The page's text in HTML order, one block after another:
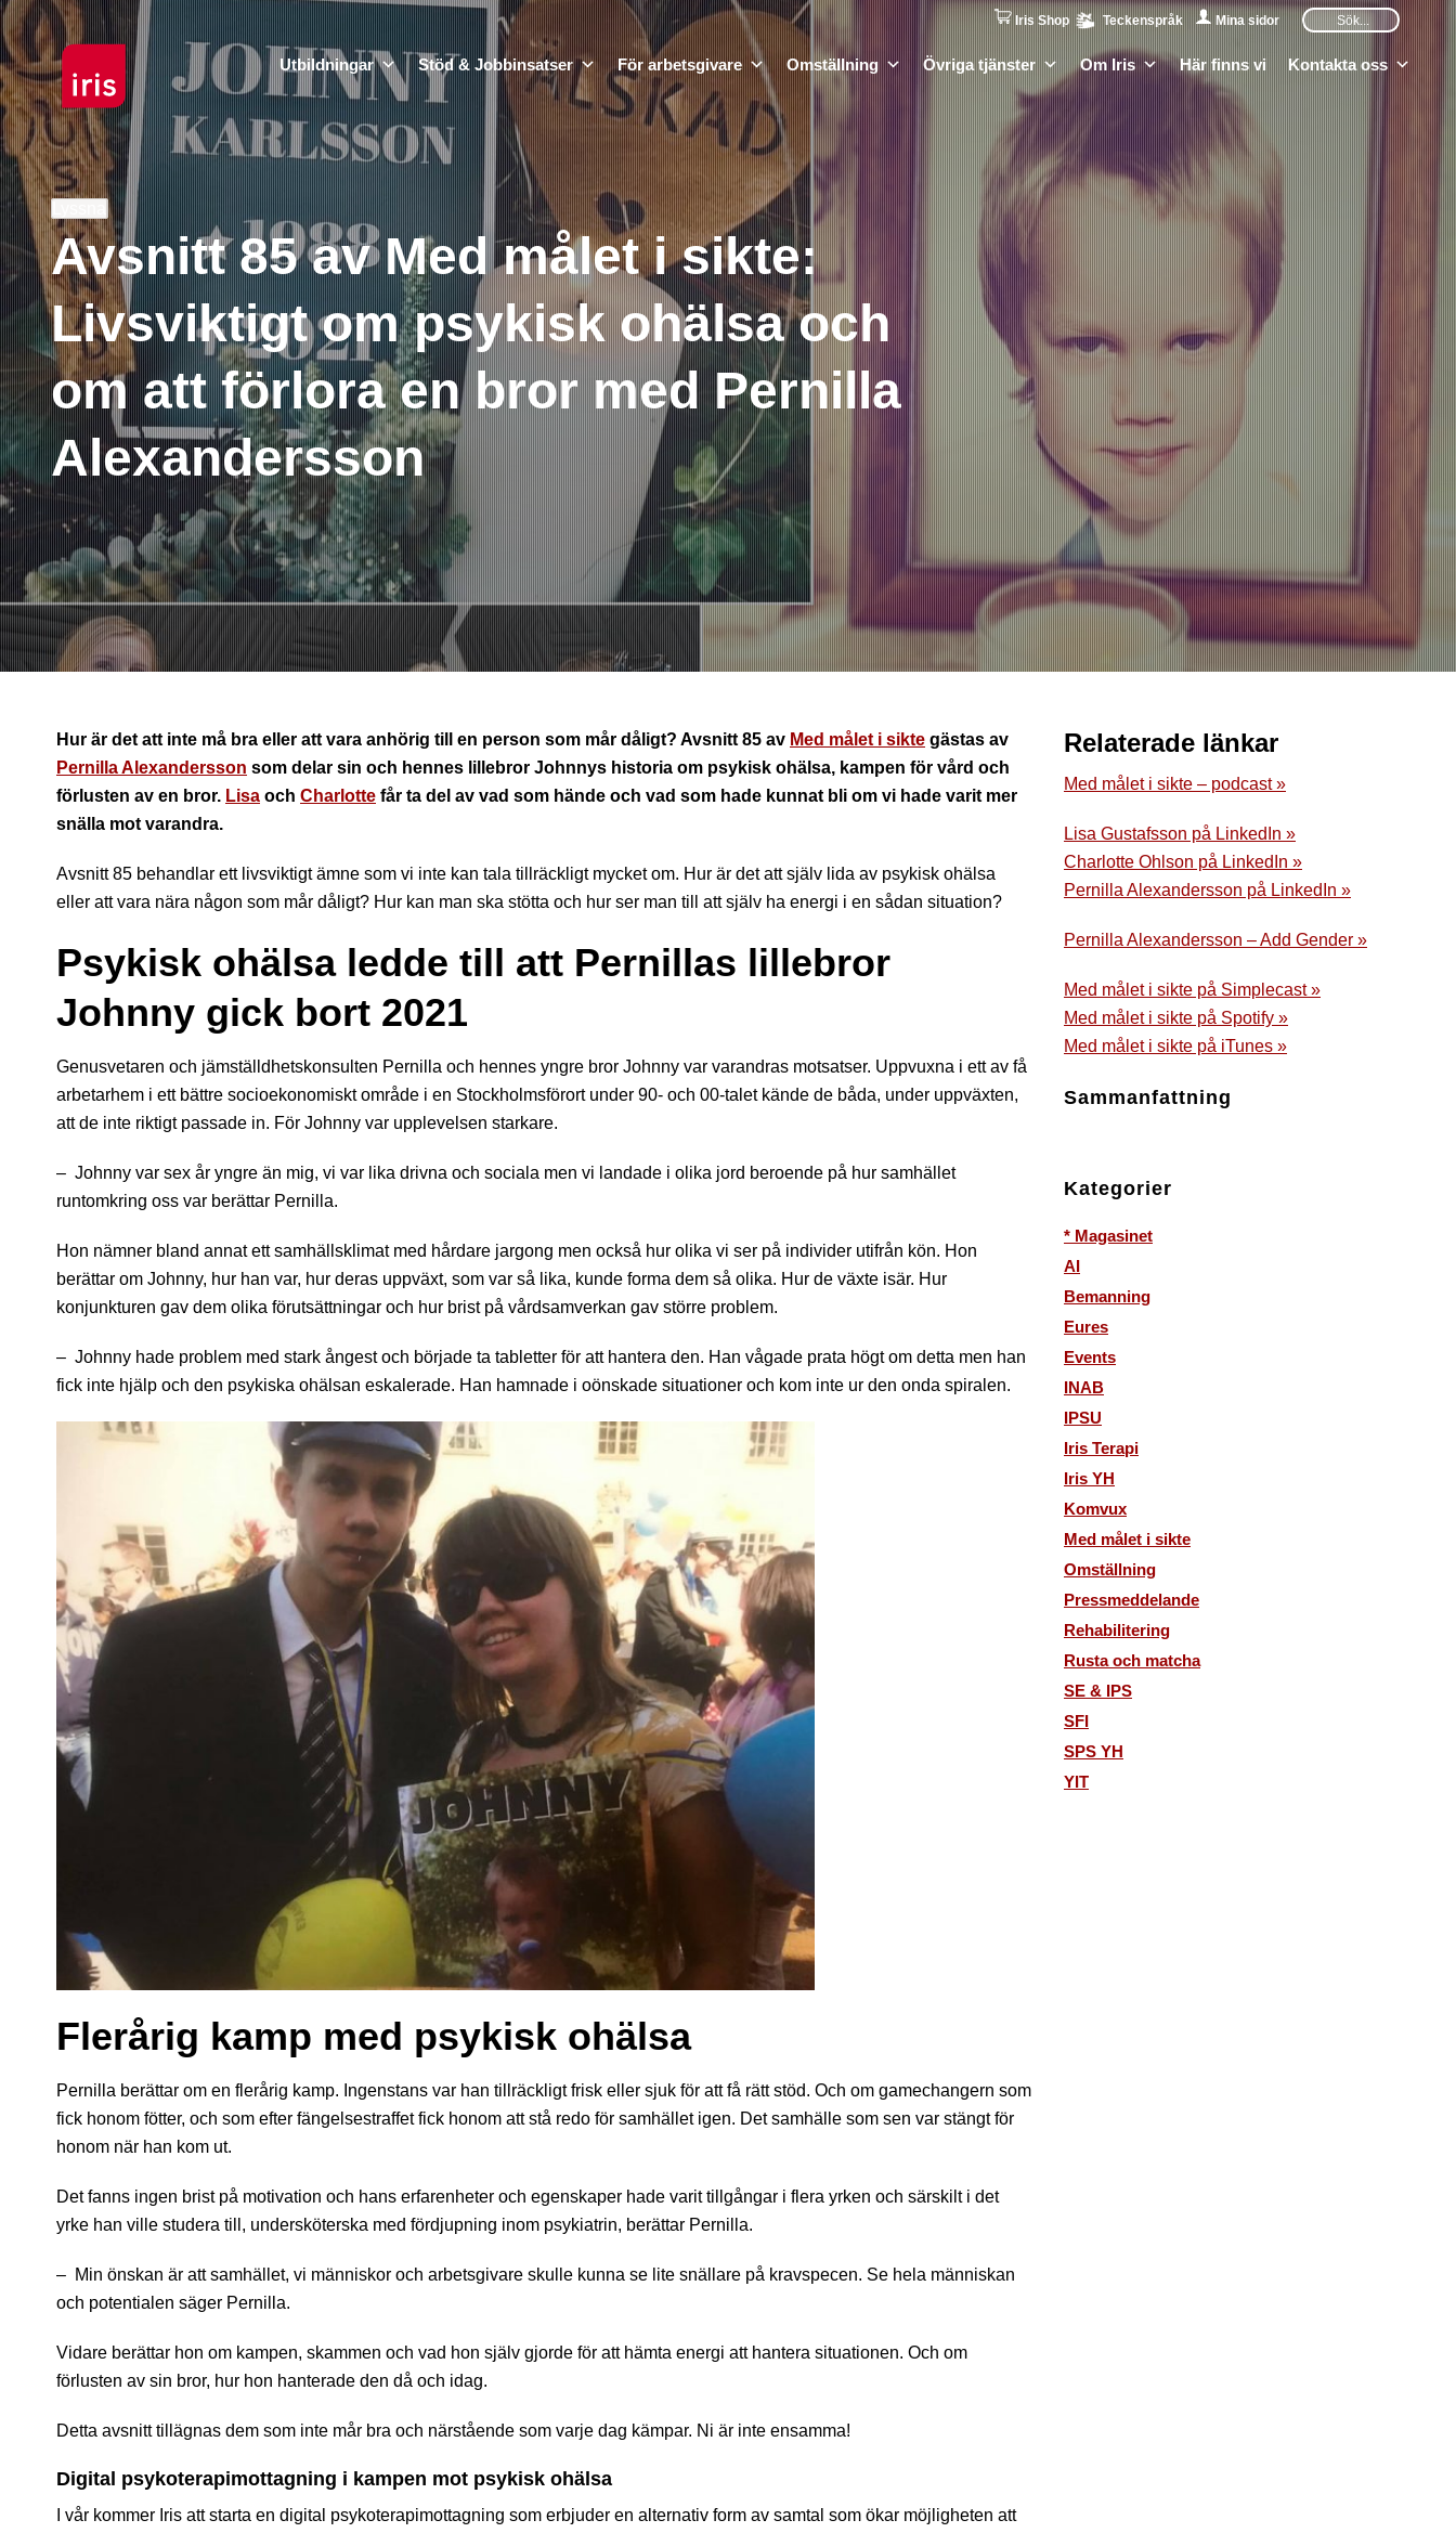
Iris Shop Teckenspråk Mina sidor
Utbildningar Stöd & Jobbinsatser För arbetsgivare Omställning Övriga tjänster Om Iris Här finns vi Kontakta oss
Avsnitt 85 av Med målet i sikte:
Livsviktigt om psykisk ohälsa och
om att förlora en bror med Pernilla
Alexandersson
Hur är det att inte må bra eller att vara anhörig till en person som mår dåligt? Avsnitt 85 av Med målet i sikte gästas av
Pernilla Alexandersson som delar sin och hennes lillebror Johnnys historia om psykisk ohälsa, kampen för vård och
förlusten av en bror. Lisa och Charlotte får ta del av vad som hände och vad som hade kunnat bli om vi hade varit mer
snälla mot varandra.
Avsnitt 85 behandlar ett livsviktigt ämne som vi inte kan tala tillräckligt mycket om. Hur är det att själv lida av psykisk ohälsa
eller att vara nära någon som mår dåligt? Hur kan man ska stötta och hur ser man till att själv ha energi i en sådan situation?
Psykisk ohälsa ledde till att Pernillas lillebror
Johnny gick bort 2021
Genusvetaren och jämställdhetskonsulten Pernilla och hennes yngre bror Johnny var varandras motsatser. Uppvuxna i ett av få
arbetarhem i ett bättre socioekonomiskt område i en Stockholmsförort under 90- och 00-talet kände de båda, under uppväxten,
att de inte riktigt passade in. För Johnny var upplevelsen starkare.
– Johnny var sex år yngre än mig, vi var lika drivna och sociala men vi landade i olika jord beroende på hur samhället
runtomkring oss var berättar Pernilla.
Hon nämner bland annat ett samhällsklimat med hårdare jargong men också hur olika vi ser på individer utifrån kön. Hon
berättar om Johnny, hur han var, hur deras uppväxt, som var så lika, kunde forma dem så olika. Hur de växte isär. Hur
konjunkturen gav dem olika förutsättningar och hur brist på vårdsamverkan gav större problem.
– Johnny hade problem med stark ångest och började ta tabletter för att hantera den. Han vågade prata högt om detta men han
fick inte hjälp och den psykiska ohälsan eskalerade. Han hamnade i oönskade situationer och kom inte ur den onda spiralen.
Flerårig kamp med psykisk ohälsa
Pernilla berättar om en flerårig kamp. Ingenstans var han tillräckligt frisk eller sjuk för att få rätt stöd. Och om gamechangern som
fick honom fötter, och som efter fängelsestraffet fick honom att stå redo för samhället igen. Det samhälle som sen var stängt för
honom när han kom ut.
Det fanns ingen brist på motivation och hans erfarenheter och egenskaper hade varit tillgångar i flera yrken och särskilt i det
yrke han ville studera till, undersköterska med fördjupning inom psykiatrin, berättar Pernilla.
– Min önskan är att samhället, vi människor och arbetsgivare skulle kunna se lite snällare på kravspecen. Se hela människan
och potentialen säger Pernilla.
Vidare berättar hon om kampen, skammen och vad hon själv gjorde för att hämta energi att hantera situationen. Och om
förlusten av sin bror, hur hon hanterade den då och idag.
Detta avsnitt tillägnas dem som inte mår bra och närstående som varje dag kämpar. Ni är inte ensamma!
Digital psykoterapimottagning i kampen mot psykisk ohälsa
I vår kommer Iris att starta en digital psykoterapimottagning som erbjuder en alternativ form av samtal som ökar möjligheten att
Relaterade länkar
Med målet i sikte – podcast »
Lisa Gustafsson på LinkedIn »
Charlotte Ohlson på LinkedIn »
Pernilla Alexandersson på LinkedIn »
Pernilla Alexandersson – Add Gender »
Med målet i sikte på Simplecast »
Med målet i sikte på Spotify »
Med målet i sikte på iTunes »
Sammanfattning
Kategorier
* Magasinet
AI
Bemanning
Eures
Events
INAB
IPSU
Iris Terapi
Iris YH
Komvux
Med målet i sikte
Omställning
Pressmeddelande
Rehabilitering
Rusta och matcha
SE & IPS
SFI
SPS YH
YIT